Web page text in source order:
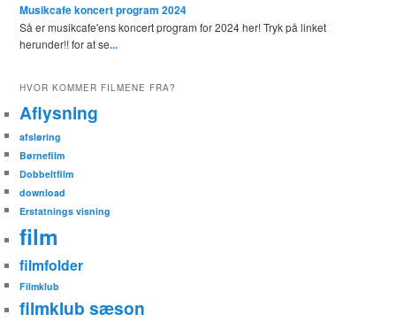
Musikcafe koncert program 2024
Så er musikcafe'ens koncert program for 2024 her! Tryk på linket
herunder!! for at se...
HVOR KOMMER FILMENE FRA?
Aflysning
afsløring
Børnefilm
Dobbeltfilm
download
Erstatnings visning
film
filmfolder
Filmklub
filmklub sæson